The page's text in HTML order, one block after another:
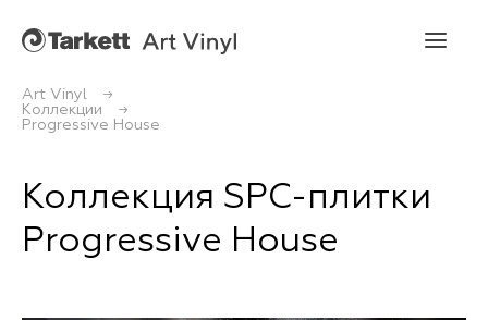
Art Vinyl
Коллекции
Progressive House
Коллекция SPC-плитки
Progressive House
Коллекции
Укладка